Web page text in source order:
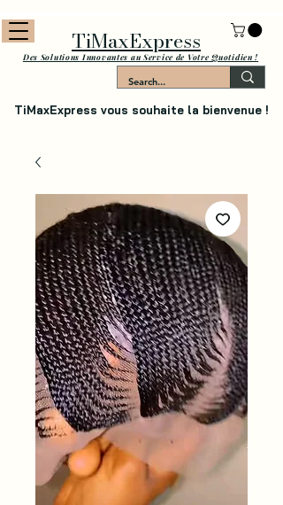
TiMaxExpress vous souhaite la bienvenue !
Des Solutions Innovantes au Service de Votre Quotidien !
TiMaxExpress